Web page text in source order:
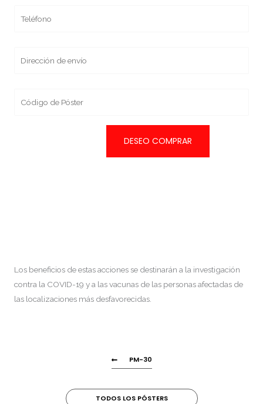
Los beneficios de estas acciones se destinarán a la investigación
contra la COVID-19 y a las vacunas de las personas afectadas de
las localizaciones más desfavorecidas.
PM-30
TODOS LOS PÓSTERS